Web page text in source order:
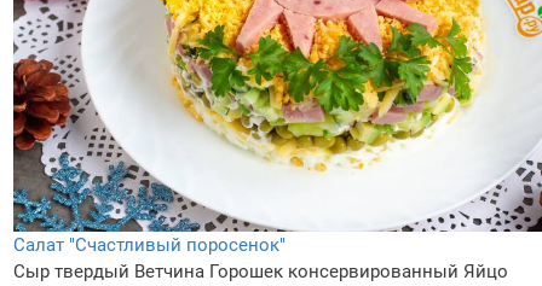
Салат "Счастливый поросенок"
Сыр твердый Ветчина Горошек консервированный Яйцо